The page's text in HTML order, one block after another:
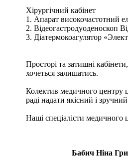
Хірургічний кабінет
1. Апарат високочастотний
2. Відеогастродуоденоскоп
3. Діатермокоагулятор
Просторі та затишні
хочеться залишатись.
Колектив медичного центру
раді надати якісний і
Наші спеціалісти медичного
Бабич Ніна